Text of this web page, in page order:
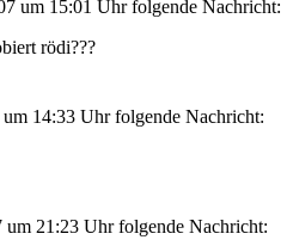
um 15:01 Uhr folgende Nachricht:
rödi???
14:33 Uhr folgende Nachricht:
21:23 Uhr folgende Nachricht: